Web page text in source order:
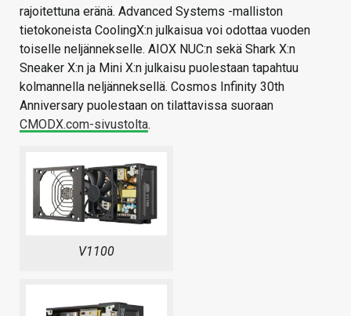
rajoitettuna eränä. Advanced Systems -malliston
tietokoneista CoolingX:n julkaisua voi odottaa vuoden
toiselle neljännekselle. AIOX NUC:n sekä Shark X:n
Sneaker X:n ja Mini X:n julkaisu puolestaan tapahtuu
kolmannella neljänneksellä. Cosmos Infinity 30th
Anniversary puolestaan on tilattavissa suoraan
CMODX.com-sivustolta.
V1100